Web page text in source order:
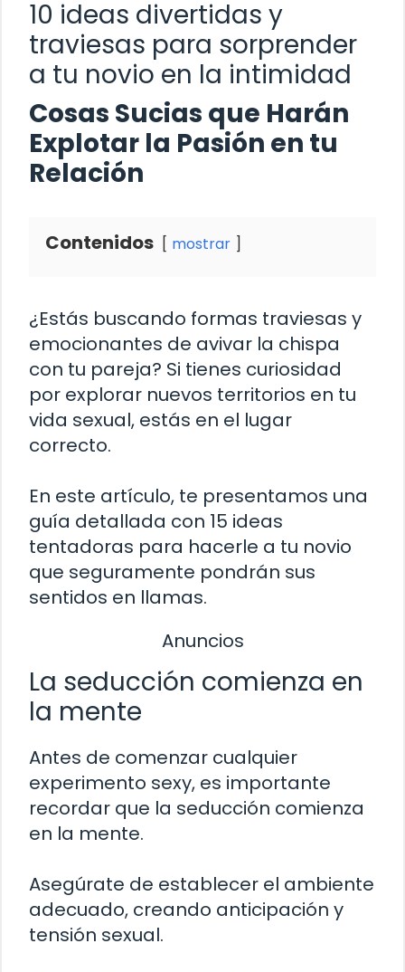
10 ideas divertidas y
traviesas para sorprender
a tu novio en la intimidad
Cosas Sucias que Harán
Explotar la Pasión en tu
Relación
Contenidos mostrar
¿Estás buscando formas traviesas y
emocionantes de avivar la chispa
con tu pareja? Si tienes curiosidad
por explorar nuevos territorios en tu
vida sexual, estás en el lugar
correcto.
En este artículo, te presentamos una
guía detallada con 15 ideas
tentadoras para hacerle a tu novio
que seguramente pondrán sus
sentidos en llamas.
Anuncios
La seducción comienza en
la mente
Antes de comenzar cualquier
experimento sexy, es importante
recordar que la seducción comienza
en la mente.
Asegúrate de establecer el ambiente
adecuado, creando anticipación y
tensión sexual.